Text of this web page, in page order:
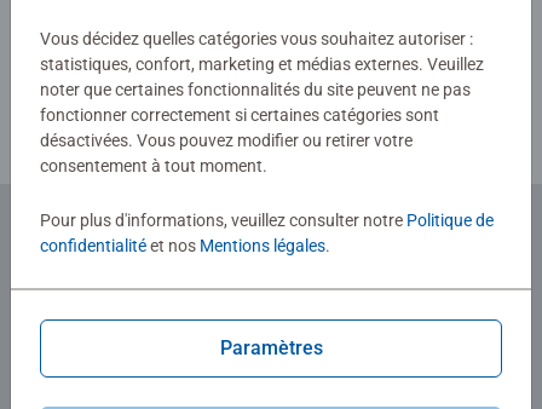
Consignes d'évaluation
Abonnez-vous à notre newsletter
et recevez un bon d'achat de 5€.
Vous décidez quelles catégories vous souhaitez autoriser :
statistiques, confort, marketing et médias externes. Veuillez
noter que certaines fonctionnalités du site peuvent ne pas
fonctionner correctement si certaines catégories sont
désactivées. Vous pouvez modifier ou retirer votre
consentement à tout moment.
Pour plus d'informations, veuillez consulter notre Politique de
confidentialitéet nos Mentions légales.
Paramètres